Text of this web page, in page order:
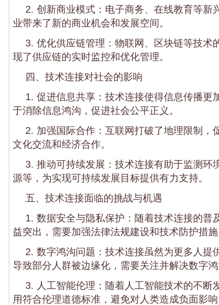
2. 创新商业模式：电子商务、在线教育等新
业带来了新的商业机会和发展空间。
3. 优化供应链管理：物联网、区块链等技术
现了供应链的实时监控和优化管理。
四、技术连接对社会的影响
1. 促进信息共享：技术连接使得信息传播更
于消除信息鸿沟，促进社会公平正义。
2. 加强国际合作：互联网打破了地理限制，
文化交流和经济合作。
3. 推动可持续发展：技术连接有助于监测环
源等，为实现可持续发展目标提供有力支持。
五、技术连接面临的挑战与机遇
1. 数据安全与隐私保护：随着技术连接的普
益突出，需要加强法律法规建设和技术防护措
2. 数字鸿沟问题：技术连接虽然为更多人提
导致部分人群被边缘化，需要关注并解决数字
3. 人工智能伦理：随着人工智能技术的不断
用符合伦理道德标准，避免对人类造成负面影